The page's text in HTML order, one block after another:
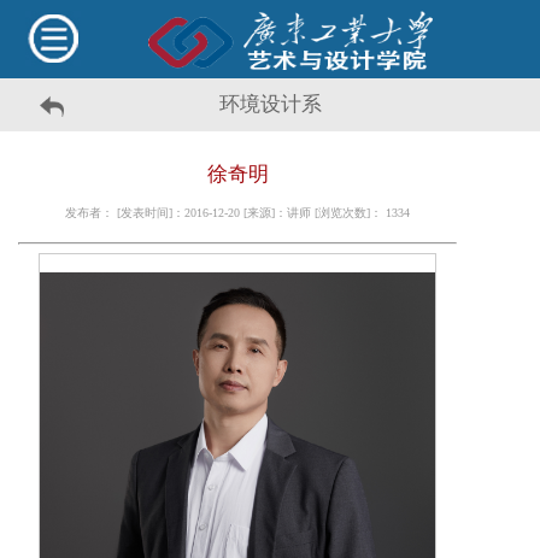
环境设计系
徐奇明
发布者： [发表时间]：2016-12-20 [来源]：讲师 [浏览次数]： 1334